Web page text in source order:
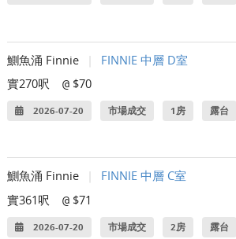
鰂魚涌 Finnie
FINNIE 中層 D室
實270呎
@ $70
2026-07-20 市場成交 1房 露台
鰂魚涌 Finnie
FINNIE 中層 C室
實361呎
@ $71
2026-07-20 市場成交 2房 露台